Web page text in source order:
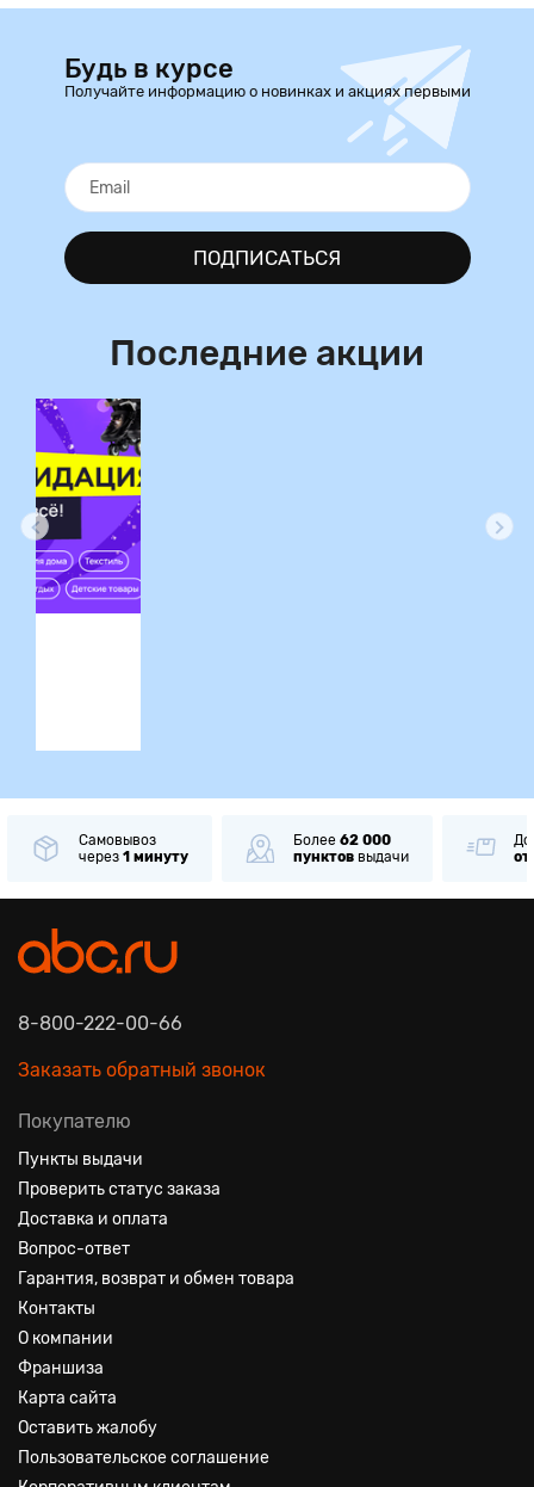
Будь в курсе
Получайте информацию о новинках и акциях первыми
ПОДПИСАТЬСЯ
Последние акции
Самовывоз
через 1 минуту
Более 62 000
пунктов выдачи
8-800-222-00-66
Заказать обратный звонок
Покупателю
Пункты выдачи
Проверить статус заказа
Доставка и оплата
Вопрос-ответ
Гарантия, возврат и обмен товара
Контакты
О компании
Франшиза
Карта сайта
Оставить жалобу
Пользовательское соглашение